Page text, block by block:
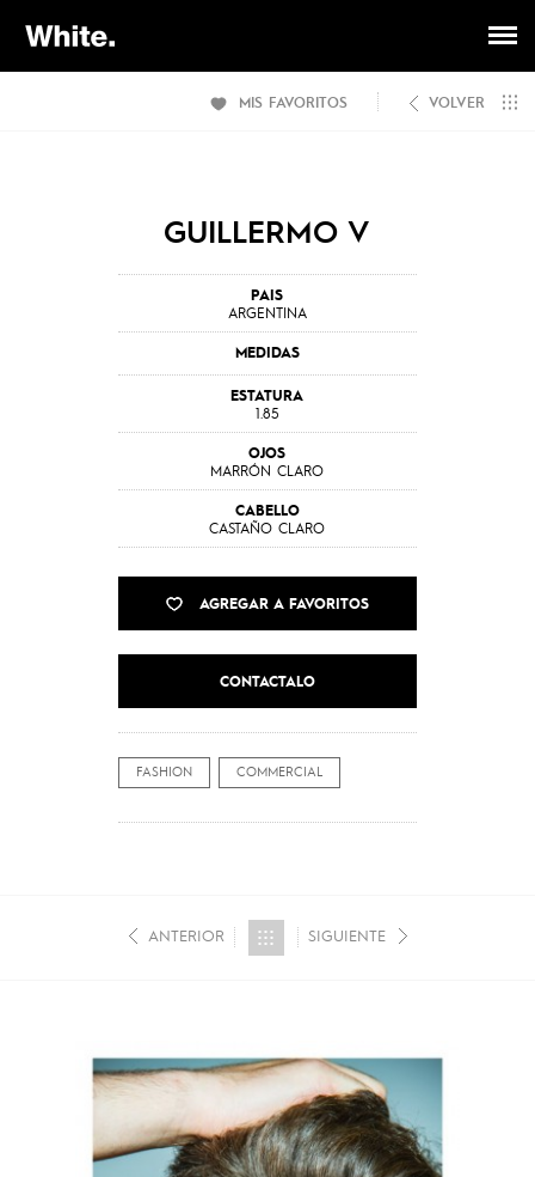
VOLVER
MIS FAVORITOS
GUILLERMO V
PAIS
ARGENTINA
MEDIDAS
ESTATURA
1.85
OJOS
MARRÓN CLARO
CABELLO
CASTAÑO CLARO
AGREGAR A FAVORITOS
CONTACTALO
FASHION COMMERCIAL
ANTERIOR SIGUIENTE